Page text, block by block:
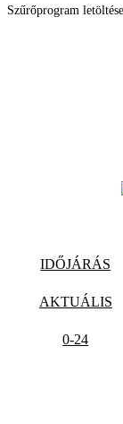
Szűrőprogram
IDŐJÁRÁS
AKTUÁLIS
0-24